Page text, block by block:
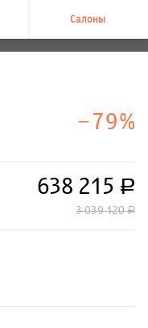
Салоны
−79%
638 215 руб.
3 039 120 руб.